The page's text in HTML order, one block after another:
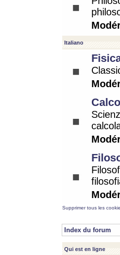
Italiano
Supprimer tous les
Index du forum
Qui est en ligne